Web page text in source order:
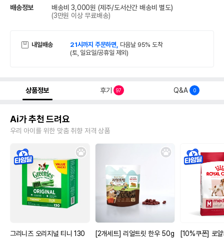
배송정보 배송비 3,000원 (제주/도서산간 배송비 별도)
(3만원 이상 무료배송)
내일배송 21시까지 주문하면, 다음날 95% 도착
(토, 일요일/공휴일 제외)
상품정보 후기 97 Q&A 0
Ai가 추천 드려요
우리 아이를 위한 맞춤 취향 저격 상품
그리니즈 오리지널 티니 130
[2개세트] 리얼트릿 한우 50g
[10%쿠폰] 로